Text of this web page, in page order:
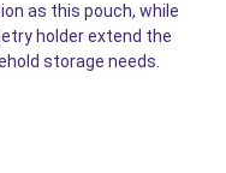
as this pouch, while
holder extend the
storage needs.